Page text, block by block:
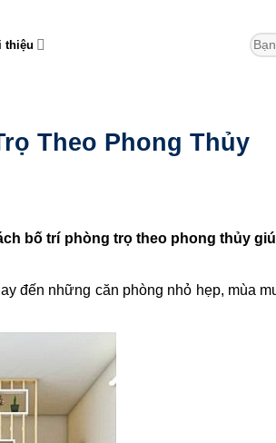
thiệu
Theo Phong Thủy
bố trí phòng trọ theo phong thủy
đến những căn phòng nhỏ hẹp, mùa